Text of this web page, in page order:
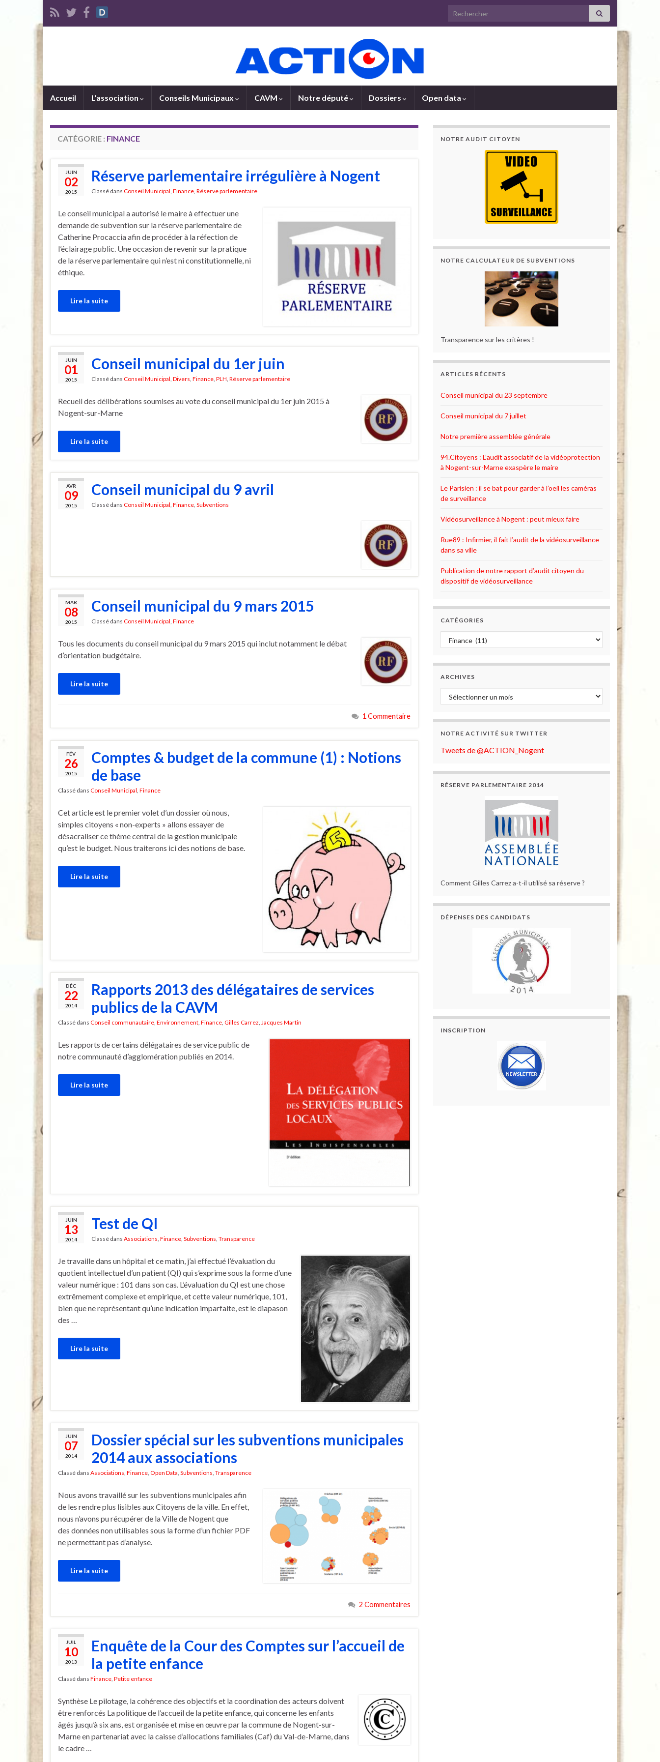
Search for:
Accueil L’association Conseils Municipaux CAVM Notre député Dossiers Open data
CATÉGORIE : FINANCE
JUIN
02
2015
Réserve parlementaire irrégulière à Nogent
Classé dans Conseil Municipal, Finance, Réserve parlementaire
Le conseil municipal a autorisé le maire à effectuer une
demande de subvention sur la réserve parlementaire de
Catherine Procaccia afin de procéder à la réfection de
l’éclairage public. Une occasion de revenir sur la pratique
de la réserve parlementaire qui n’est ni constitutionnelle, ni
éthique.
Lire la suite
JUIN
01
2015
Conseil municipal du 1er juin
Classé dans Conseil Municipal, Divers, Finance, PLH, Réserve parlementaire
Recueil des délibérations soumises au vote du conseil municipal du 1er juin 2015 à
Nogent-sur-Marne
Lire la suite
AVR
09
2015
Conseil municipal du 9 avril
Classé dans Conseil Municipal, Finance, Subventions
MAR
08
2015
Conseil municipal du 9 mars 2015
Classé dans Conseil Municipal, Finance
Tous les documents du conseil municipal du 9 mars 2015 qui inclut notamment le débat
d’orientation budgétaire.
Lire la suite
1 Commentaire
FÉV
26
2015
Comptes & budget de la commune (1) : Notions
de base
Classé dans Conseil Municipal, Finance
Cet article est le premier volet d’un dossier où nous,
simples citoyens « non-experts » allons essayer de
désacraliser ce thème central de la gestion municipale
qu’est le budget. Nous traiterons ici des notions de base.
Lire la suite
DÉC
22
2014
Rapports 2013 des délégataires de services
publics de la CAVM
Classé dans Conseil communautaire, Environnement, Finance, Gilles Carrez, Jacques Martin
Les rapports de certains délégataires de service public de
notre communauté d’agglomération publiés en 2014.
Lire la suite
JUIN
13
2014
Test de QI
Classé dans Associations, Finance, Subventions, Transparence
Je travaille dans un hôpital et ce matin, j’ai effectué l’évaluation du
quotient intellectuel d’un patient (QI) qui s’exprime sous la forme d’une
valeur numérique : 101 dans son cas. L’évaluation du QI est une chose
extrêmement complexe et empirique, et cette valeur numérique, 101,
bien que ne représentant qu’une indication imparfaite, est le diapason
des …
Lire la suite
JUIN
07
2014
Dossier spécial sur les subventions municipales
2014 aux associations
Classé dans Associations Finance Open Data Subventions Transparence
Nous avons travaillé sur les subventions municipales afin
de les rendre plus lisibles aux Citoyens de la ville. En effet,
nous n’avons pu récupérer de la Ville de Nogent que
des données non utilisables sous la forme d’un fichier PDF
ne permettant pas d’analyse.
Lire la suite
2 Commentaires
JUIL
10
2013
Enquête de la Cour des Comptes sur l’accueil de
la petite enfance
Classé dans Finance, Petite enfance
Synthèse Le pilotage, la cohérence des objectifs et la coordination des acteurs doivent
être renforcés La politique de l’accueil de la petite enfance, qui concerne les enfants
âgés jusqu’à six ans, est organisée et mise en œuvre par la commune de Nogent-sur-
Marne en partenariat avec la caisse d’allocations familiales (Caf) du Val-de-Marne, dans
le cadre …
NOTRE AUDIT CITOYEN
NOTRE CALCULATEUR DE SUBVENTIONS
Transparence sur les critères !
ARTICLES RÉCENTS
Conseil municipal du 23 septembre
Conseil municipal du 7 juillet
Notre première assemblée générale
94.Citoyens : L’audit associatif de la vidéoprotection
à Nogent-sur-Marne exaspère le maire
Le Parisien : il se bat pour garder à l’oeil les caméras
de surveillance
Vidéosurveillance à Nogent : peut mieux faire
Rue89 : Infirmier, il fait l’audit de la vidéosurveillance
dans sa ville
Publication de notre rapport d’audit citoyen du
dispositif de vidéosurveillance
CATÉGORIES
Catégories
ARCHIVES
Archives
NOTRE ACTIVITÉ SUR TWITTER
Tweets de @ACTION_Nogent
RÉSERVE PARLEMENTAIRE 2014
Comment Gilles Carrez a-t-il utilisé sa réserve ?
DÉPENSES DES CANDIDATS
INSCRIPTION